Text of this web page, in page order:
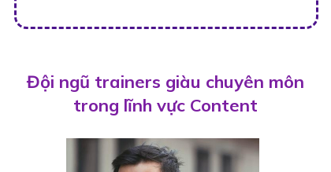
Đội ngũ trainers giàu chuyên môn
trong lĩnh vực Content